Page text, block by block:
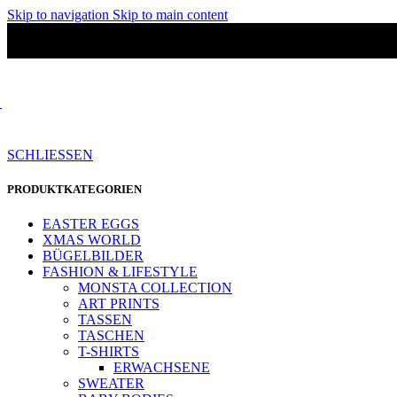
Skip to navigation Skip to main content
SCHLIESSEN
PRODUKTKATEGORIEN
EASTER EGGS
XMAS WORLD
BÜGELBILDER
FASHION & LIFESTYLE
MONSTA COLLECTION
ART PRINTS
TASSEN
TASCHEN
T-SHIRTS
ERWACHSENE
SWEATER